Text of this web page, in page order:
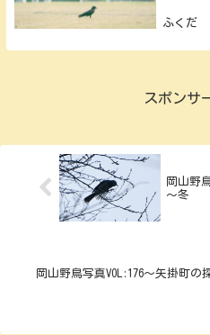
ふくだ
スポンサ
岡山野
～冬
岡山野鳥写真VOL:176～矢掛町の